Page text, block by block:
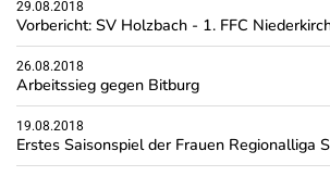
29.08.2018
Vorbericht: SV Holzbach - 1. FFC
26.08.2018
Arbeitssieg gegen Bitburg
19.08.2018
Erstes Saisonspiel der Frauen Regionalliga